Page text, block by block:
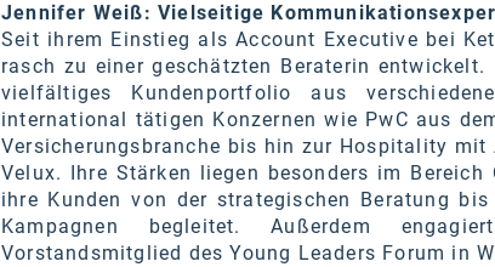
Jennifer Weiß: Vielseitige
Seit ihrem Einstieg als Account Executive bei
rasch zu einer geschätzten Beraterin
vielfältiges Kundenportfolio aus
international tätigen Konzernen wie PwC aus
Versicherungsbranche bis hin zur Hospitality
Velux. Ihre Stärken liegen besonders im
ihre Kunden von der strategischen Beratung
Kampagnen begleitet. Außerdem
Vorstandsmitglied des Young Leaders Forum in